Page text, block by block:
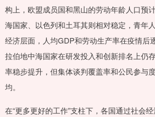
构上，欧盟成员国和黑山的劳动年龄人口预
海国家、以色列和土耳其则相对稳定，青年
经济层面，人均GDP和劳动生产率在疫情后
拉伯地中海国家在研发投入和创新排名上仍
率稳步提升，但集体谈判覆盖率和公民参与
均。
在“更多更好的工作”支柱下，各国通过社会